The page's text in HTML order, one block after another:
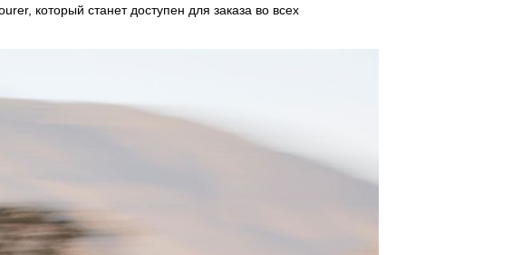
который станет доступен для заказа во всех